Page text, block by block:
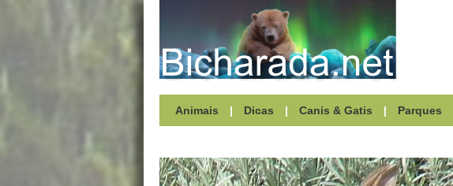
Animais | Dicas | Canis & Gatis | Parques